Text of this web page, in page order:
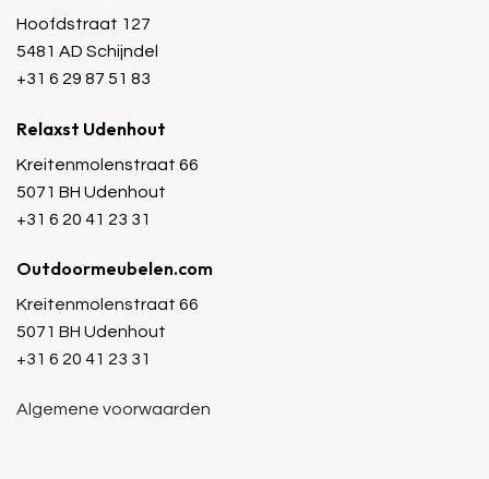
Hoofdstraat 127
5481 AD Schijndel
+31 6 29 87 51 83
Relaxst Udenhout
Kreitenmolenstraat 66
5071 BH Udenhout
+31 6 20 41 23 31
Outdoormeubelen.com
Kreitenmolenstraat 66
5071 BH Udenhout
+31 6 20 41 23 31
Algemene voorwaarden